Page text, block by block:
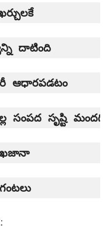
దాటింది
ఆధారపడటం
సంపద సృష్టి